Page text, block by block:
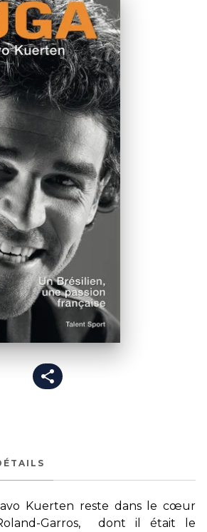
Kuerten reste dans le cœur
Garros, dont il était le